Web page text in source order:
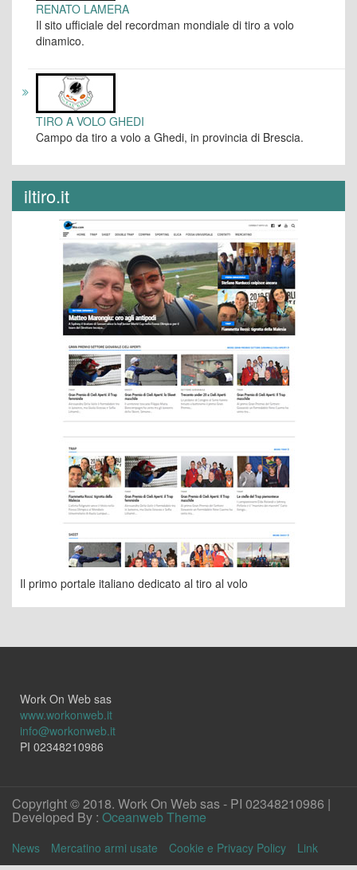
RENATO LAMERA
Il sito ufficiale del recordman mondiale di tiro a volo
dinamico.
TIRO A VOLO GHEDI
Campo da tiro a volo a Ghedi, in provincia di Brescia.
iltiro.it
Il primo portale italiano dedicato al tiro al volo
Work On Web sas
www.workonweb.it
info@workonweb.it
PI 02348210986
Copyright © 2018. Work On Web sas - PI 02348210986 |
Developed By : Oceanweb Theme
News Mercatino armi usate Cookie e Privacy Policy Link